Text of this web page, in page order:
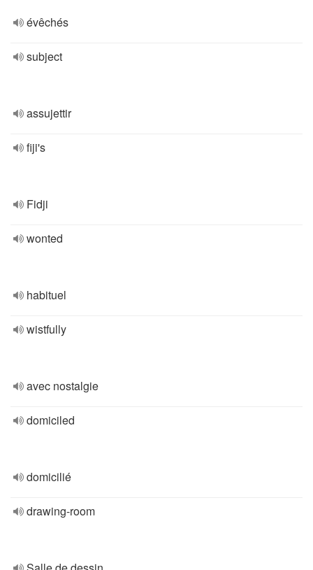
évêchés
subject
assujettir
fiji's
Fidji
wonted
habituel
wistfully
avec nostalgie
domiciled
domicilié
drawing-room